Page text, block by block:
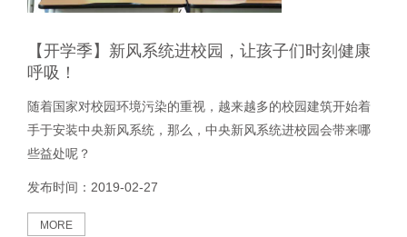
【开学季】新风系统进校园，让孩子们时刻健康
呼吸！
随着国家对校园环境污染的重视，越来越多的校园建筑开始着
手于安装中央新风系统，那么，中央新风系统进校园会带来哪
些益处呢？
发布时间：2019-02-27
MORE